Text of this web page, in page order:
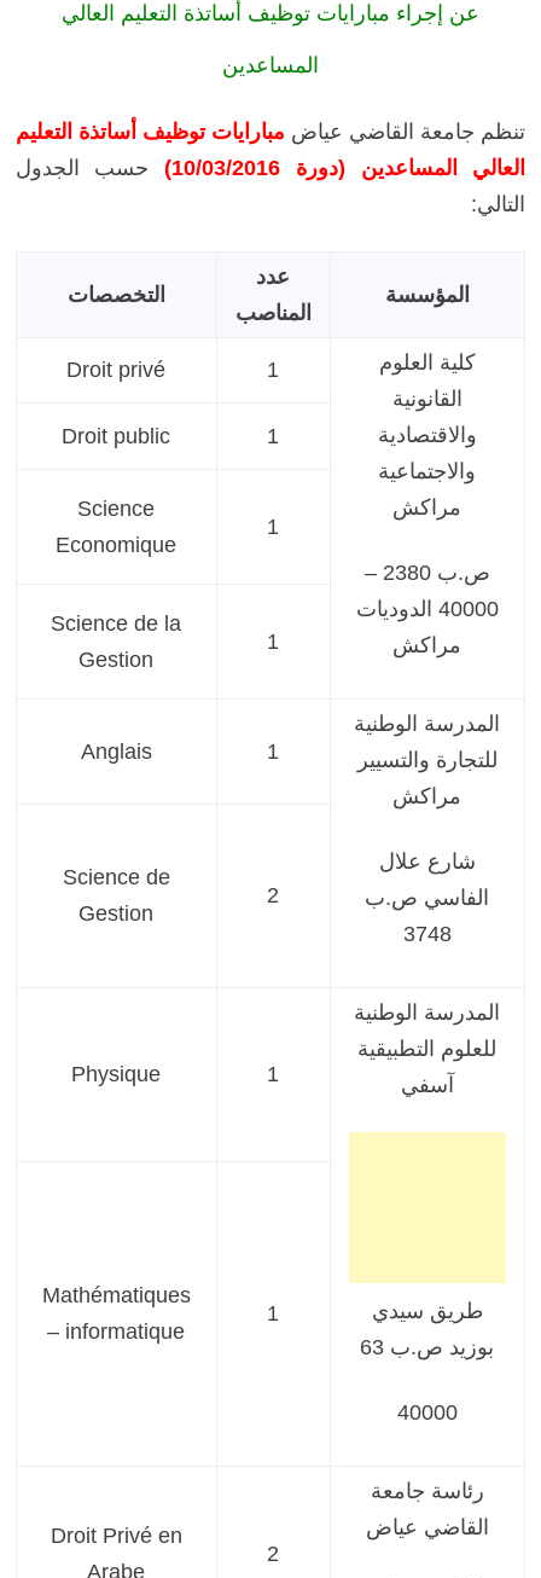
عن إجراء مبارايات توظيف أساتذة التعليم العالي
المساعدين
تنظم جامعة القاضي عياض مبارايات توظيف أساتذة التعليم
العالي المساعدين (دورة 10/03/2016)
حسب الجدول
التالي:
التخصصات
عدد
المناصب
المؤسسة
Droit privé 1
كلية العلوم
القانونية
والاقتصادية
والاجتماعية
مراكش
ص.ب 2380 –
40000 الدوديات
مراكش
Droit public 1
Science
Economique
1
Science de la
Gestion
1
Anglais 1
المدرسة الوطنية
للتجارة والتسيير
مراكش
شارع علال
الفاسي ص.ب
3748
Science de
Gestion
2
Physique 1
المدرسة الوطنية
للعلوم التطبيقية
آسفي
طريق سيدي
بوزيد ص.ب 63
40000
Mathématiques
– informatique
1
Droit Privé en
Arabe
2
رئاسة جامعة
القاضي عياض